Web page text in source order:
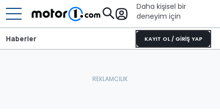
Daha kişisel bir
deneyim için
KAYIT OL / GİRİŞ YAP
Haberler